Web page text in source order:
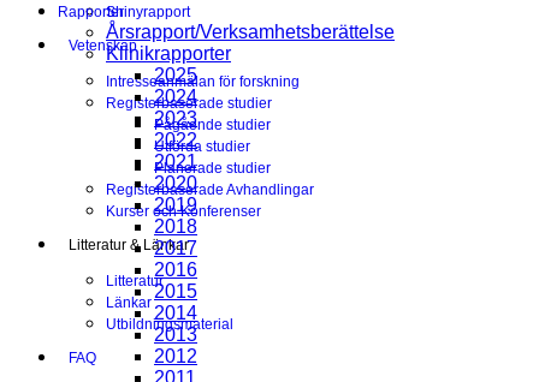
Shinyrapport
Vetenskap
Intresseanmälan för forskning
Registerbaserade studier
Pågående studier
Utförda studier
Planerade studier
Registerbaserade Avhandlingar
Kurser och Konferenser
Litteratur & Länkar
Litteratur
Länkar
Utbildningsmaterial
FAQ
Rapporter
Årsrapport/Verksamhetsberättelse
Klinikrapporter
2025
2024
2023
2022
2021
2020
2019
2018
2017
2016
2015
2014
2013
2012
2011